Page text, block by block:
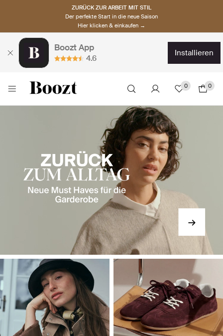
ZURÜCK ZUR ARBEIT MIT STIL
Der perfekte Start in die neue Saison
Hier klicken & einkaufen →
Boozt App
4.6
installieren
0 0